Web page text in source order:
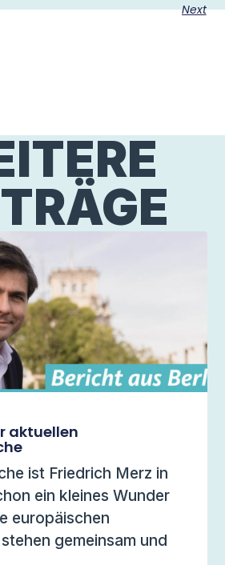
Next
aktuellen
ist Friedrich Merz in
ein kleines Wunder
europäischen
gemeinsam und